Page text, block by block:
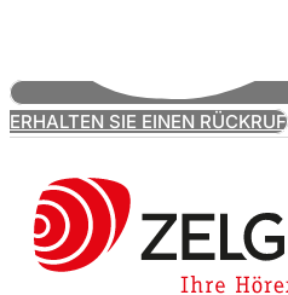
ERHALTEN SIE EINEN RÜCKRUF